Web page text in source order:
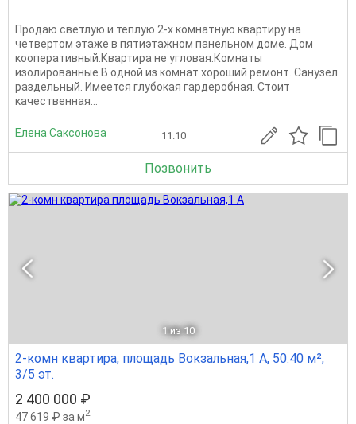
Продаю светлую и теплую 2-х комнатную квартиру на
четвертом этаже в пятиэтажном панельном доме. Дом
кооперативный.Квартира не угловая.Комнаты
изолированные.В одной из комнат хороший ремонт. Санузел
раздельный. Имеется глубокая гардеробная. Стоит
качественная...
Елена Саксонова 11.10
Позвонить
1 из 10
2-комн квартира, площадь Вокзальная,1 А, 50.40 м²,
3/5 эт.
2 400 000 ₽
47 619 ₽ за м2